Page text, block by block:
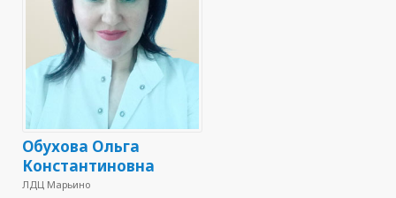
Обухова Ольга
Константиновна
ЛДЦ Марьино